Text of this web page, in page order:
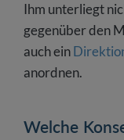
Ihm unterliegt
gegenüber den
auch ein
anordnen.
Welche